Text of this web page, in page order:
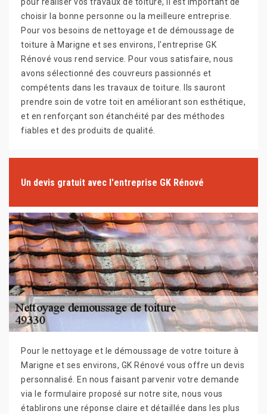
pour réaliser vos travaux de toiture, il est important de
choisir la bonne personne ou la meilleure entreprise.
Pour vos besoins de nettoyage et de démoussage de
toiture à Marigne et ses environs, l'entreprise GK
Rénové vous rend service. Pour vous satisfaire, nous
avons sélectionné des couvreurs passionnés et
compétents dans les travaux de toiture. Ils sauront
prendre soin de votre toit en améliorant son esthétique,
et en renforçant son étanchéité par des méthodes
fiables et des produits de qualité.
Un devis gratuit avec l'entreprise GK Rénové
Pour le nettoyage et le démoussage de votre toiture à
Marigne et ses environs, GK Rénové vous offre un devis
personnalisé. En nous faisant parvenir votre demande
via le formulaire proposé sur notre site, nous vous
établirons une réponse claire et détaillée dans les plus